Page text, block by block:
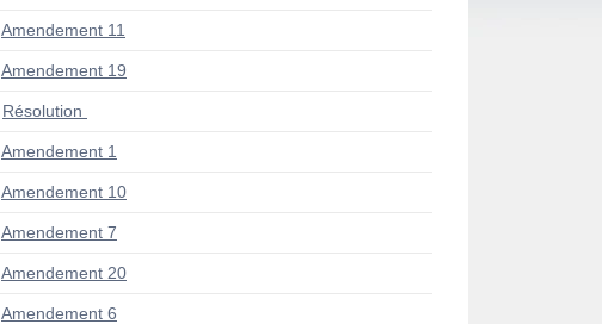
Amendement 11
Amendement 19
Résolution
Amendement 1
Amendement 10
Amendement 7
Amendement 20
Amendement 6